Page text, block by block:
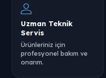
Uzman Teknik
Servis
Ürünleriniz için
profesyonel bakım ve
onarım.